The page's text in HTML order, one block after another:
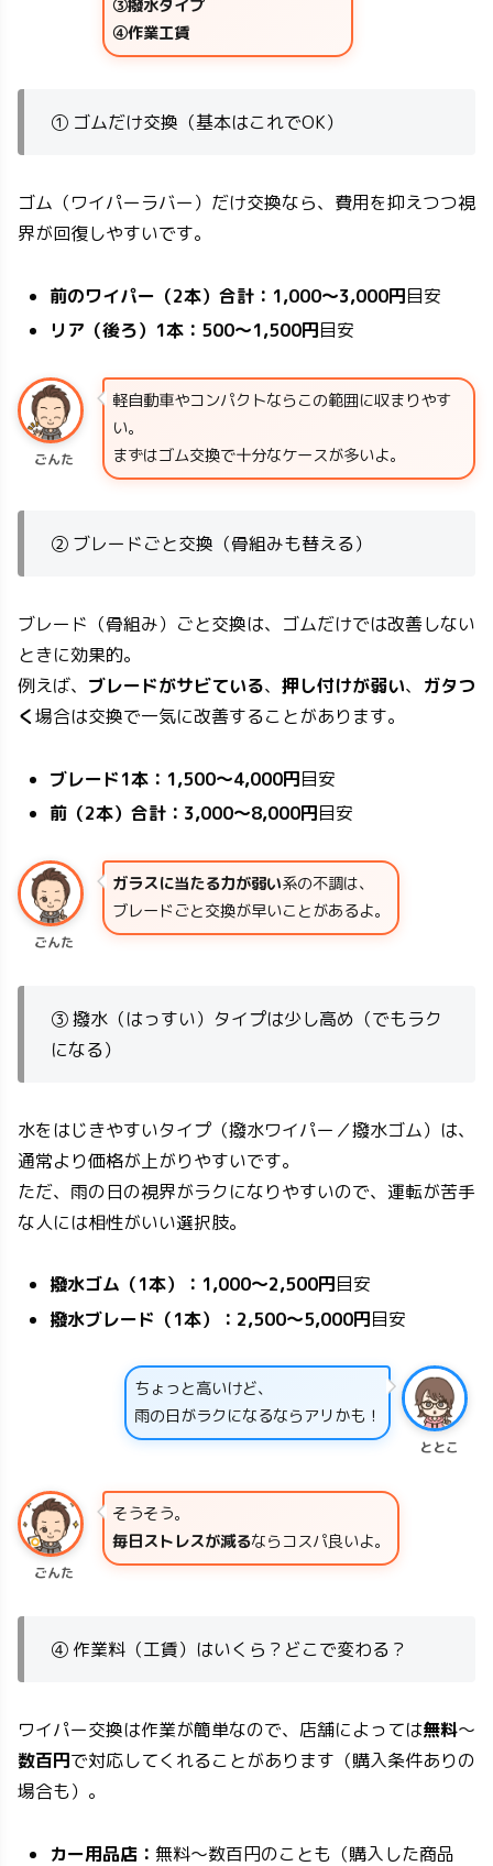
③撥水タイプ
④作業工賃
① ゴムだけ交換（基本はこれでOK）
ゴム（ワイパーラバー）だけ交換なら、費用を抑えつつ視
界が回復しやすいです。
前のワイパー（2本）合計： 1,000〜3,000円目安
リア（後ろ）1本：500〜1,500円目安
ごんた
軽自動車やコンパクトならこの範囲に収まりやす
い。
まずはゴム交換で十分なケースが多いよ。
② ブレードごと交換（骨組みも替える）
ブレード（骨組み）ごと交換は、ゴムだけでは改善しない
ときに効果的。
例えば、 ブレードがサビている、 押し付けが弱い、 ガタつ
く場合は交換で一気に改善することがあります。
ブレード1本： 1,500〜4,000円目安
前（2本）合計： 3,000〜8,000円目安
ごんた
ガラスに当たる力が弱い系の不調は、
ブレードごと交換が早いことがあるよ。
③ 撥水（はっすい）タイプは少し高め（でもラク
になる）
水をはじきやすいタイプ（撥水ワイパー／撥水ゴム）は、
通常より価格が上がりやすいです。
ただ、雨の日の視界がラクになりやすいので、運転が苦手
な人には相性がいい選択肢。
撥水ゴム（1本）： 1,000〜2,500円目安
撥水ブレード（1本）：2,500〜5,000円目安
ととこ
ちょっと高いけど、
雨の日がラクになるならアリかも！
ごんた
そうそう。
毎日ストレスが減るならコスパ良いよ。
④ 作業料（工賃）はいくら？どこで変わる？
ワイパー交換は作業が簡単なので、店舗によっては無料〜
数百円で対応してくれることがあります（購入条件ありの
場合も）。
カー用品店：無料〜数百円のことも（購入した商品